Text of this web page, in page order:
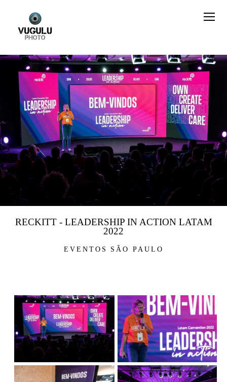
EVENTOS SÃO PAULO
RECKITT - LEADERSHIP IN ACTION LATAM
2022